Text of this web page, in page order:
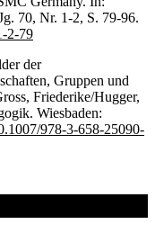
70, Nr. 1-2, S. 79-96.
2-79
der
Gruppen und
Friederike/Hugger,
Wiesbaden:
978-3-658-25090-